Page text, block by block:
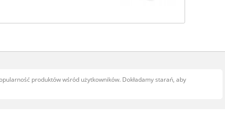
produktów wśród użytkowników. Dokładamy starań, aby